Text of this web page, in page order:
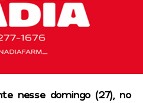
nesse domingo (27), no